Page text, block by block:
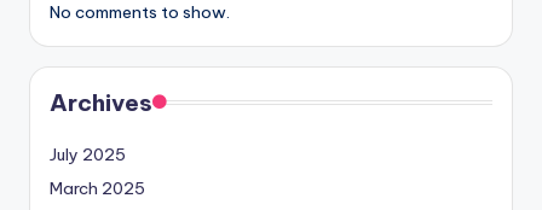
No comments to show.
Archives
July 2025
March 2025